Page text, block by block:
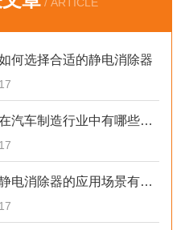
何选择合适的静电消除器
静电消除器在汽车制造行业中有哪些应用场景
电离中和型静电消除器的应用场景有哪些